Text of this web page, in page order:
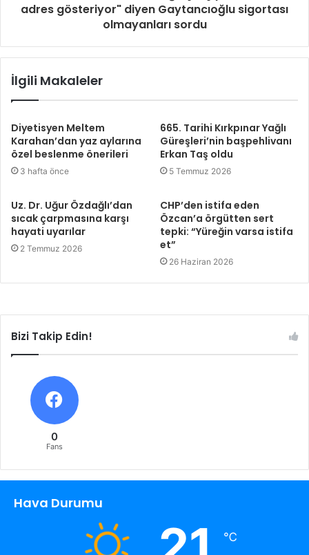
adres gösteriyor" diyen Gaytancıoğlu sigortası
olmayanları sordu
İlgili Makaleler
Diyetisyen Meltem
Karahan’dan yaz aylarına
özel beslenme önerileri
3 hafta önce
665. Tarihi Kırkpınar Yağlı
Güreşleri’nin başpehlivanı
Erkan Taş oldu
5 Temmuz 2026
Uz. Dr. Uğur Özdağlı’dan
sıcak çarpmasına karşı
hayati uyarılar
2 Temmuz 2026
CHP’den istifa eden
Özcan’a örgütten sert
tepki: “Yüreğin varsa istifa
et”
26 Haziran 2026
Bizi Takip Edin!
0
Fans
Hava Durumu
℃